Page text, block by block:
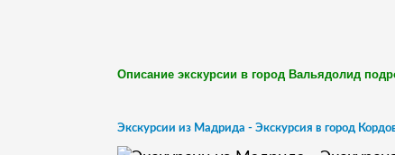
Описание экскурсии в город Вальядолид
Экскурсии из Мадрида - Экскурсия в город